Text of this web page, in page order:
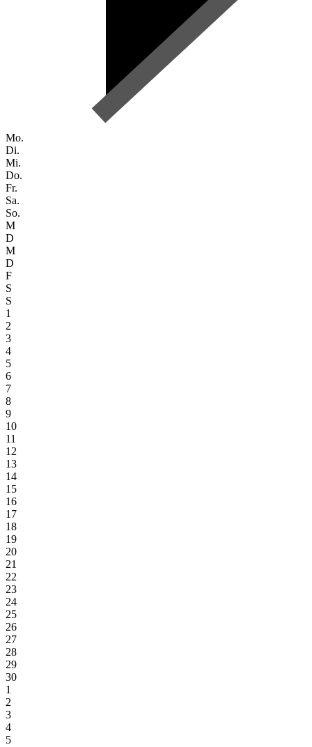
Mo.
Di.
Mi.
Do.
Fr.
Sa.
So.
M
D
M
D
F
S
S
1
2
3
4
5
6
7
8
9
10
11
12
13
14
15
16
17
18
19
20
21
22
23
24
25
26
27
28
29
30
1
2
3
4
5